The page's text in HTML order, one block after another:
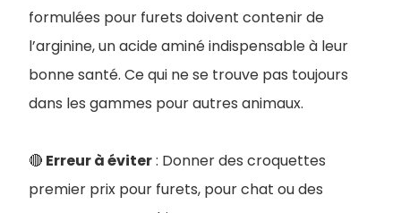
formulées pour furets doivent contenir de
l’arginine, un acide aminé indispensable à leur
bonne santé. Ce qui ne se trouve pas toujours
dans les gammes pour autres animaux.
🔴 Erreur à éviter: Donner des croquettes
premier prix pour furets, pour chat ou des